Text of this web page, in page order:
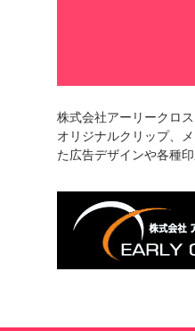
株式会社アーリークロ
オリジナルクリップ、
た広告デザインや各種